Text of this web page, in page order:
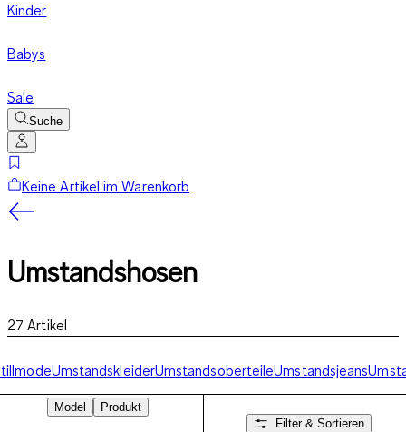
Kinder
Babys
Sale
Suche
Keine Artikel im Warenkorb
Umstandshosen
27 Artikel
UmstandskleiderUmstandsoberteileUmstandsjeans
Model
Produkt
Filter & Sortieren